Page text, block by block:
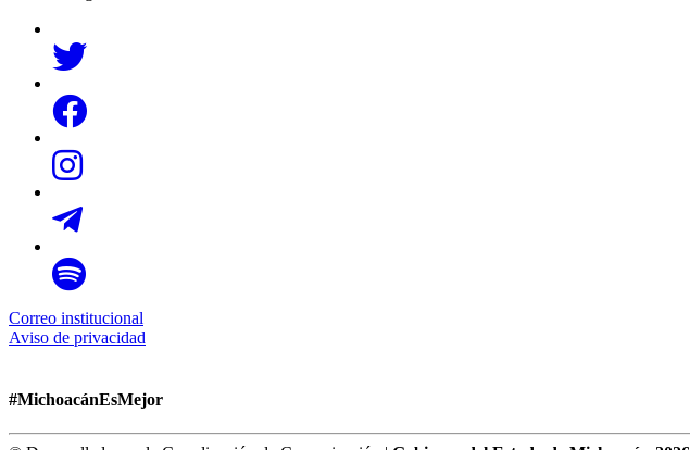
Correo institucional
Aviso de privacidad
#MichoacánEsMejor